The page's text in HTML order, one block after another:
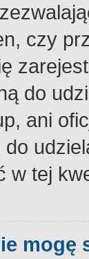
czy
do
ani
do
w tej
mogę